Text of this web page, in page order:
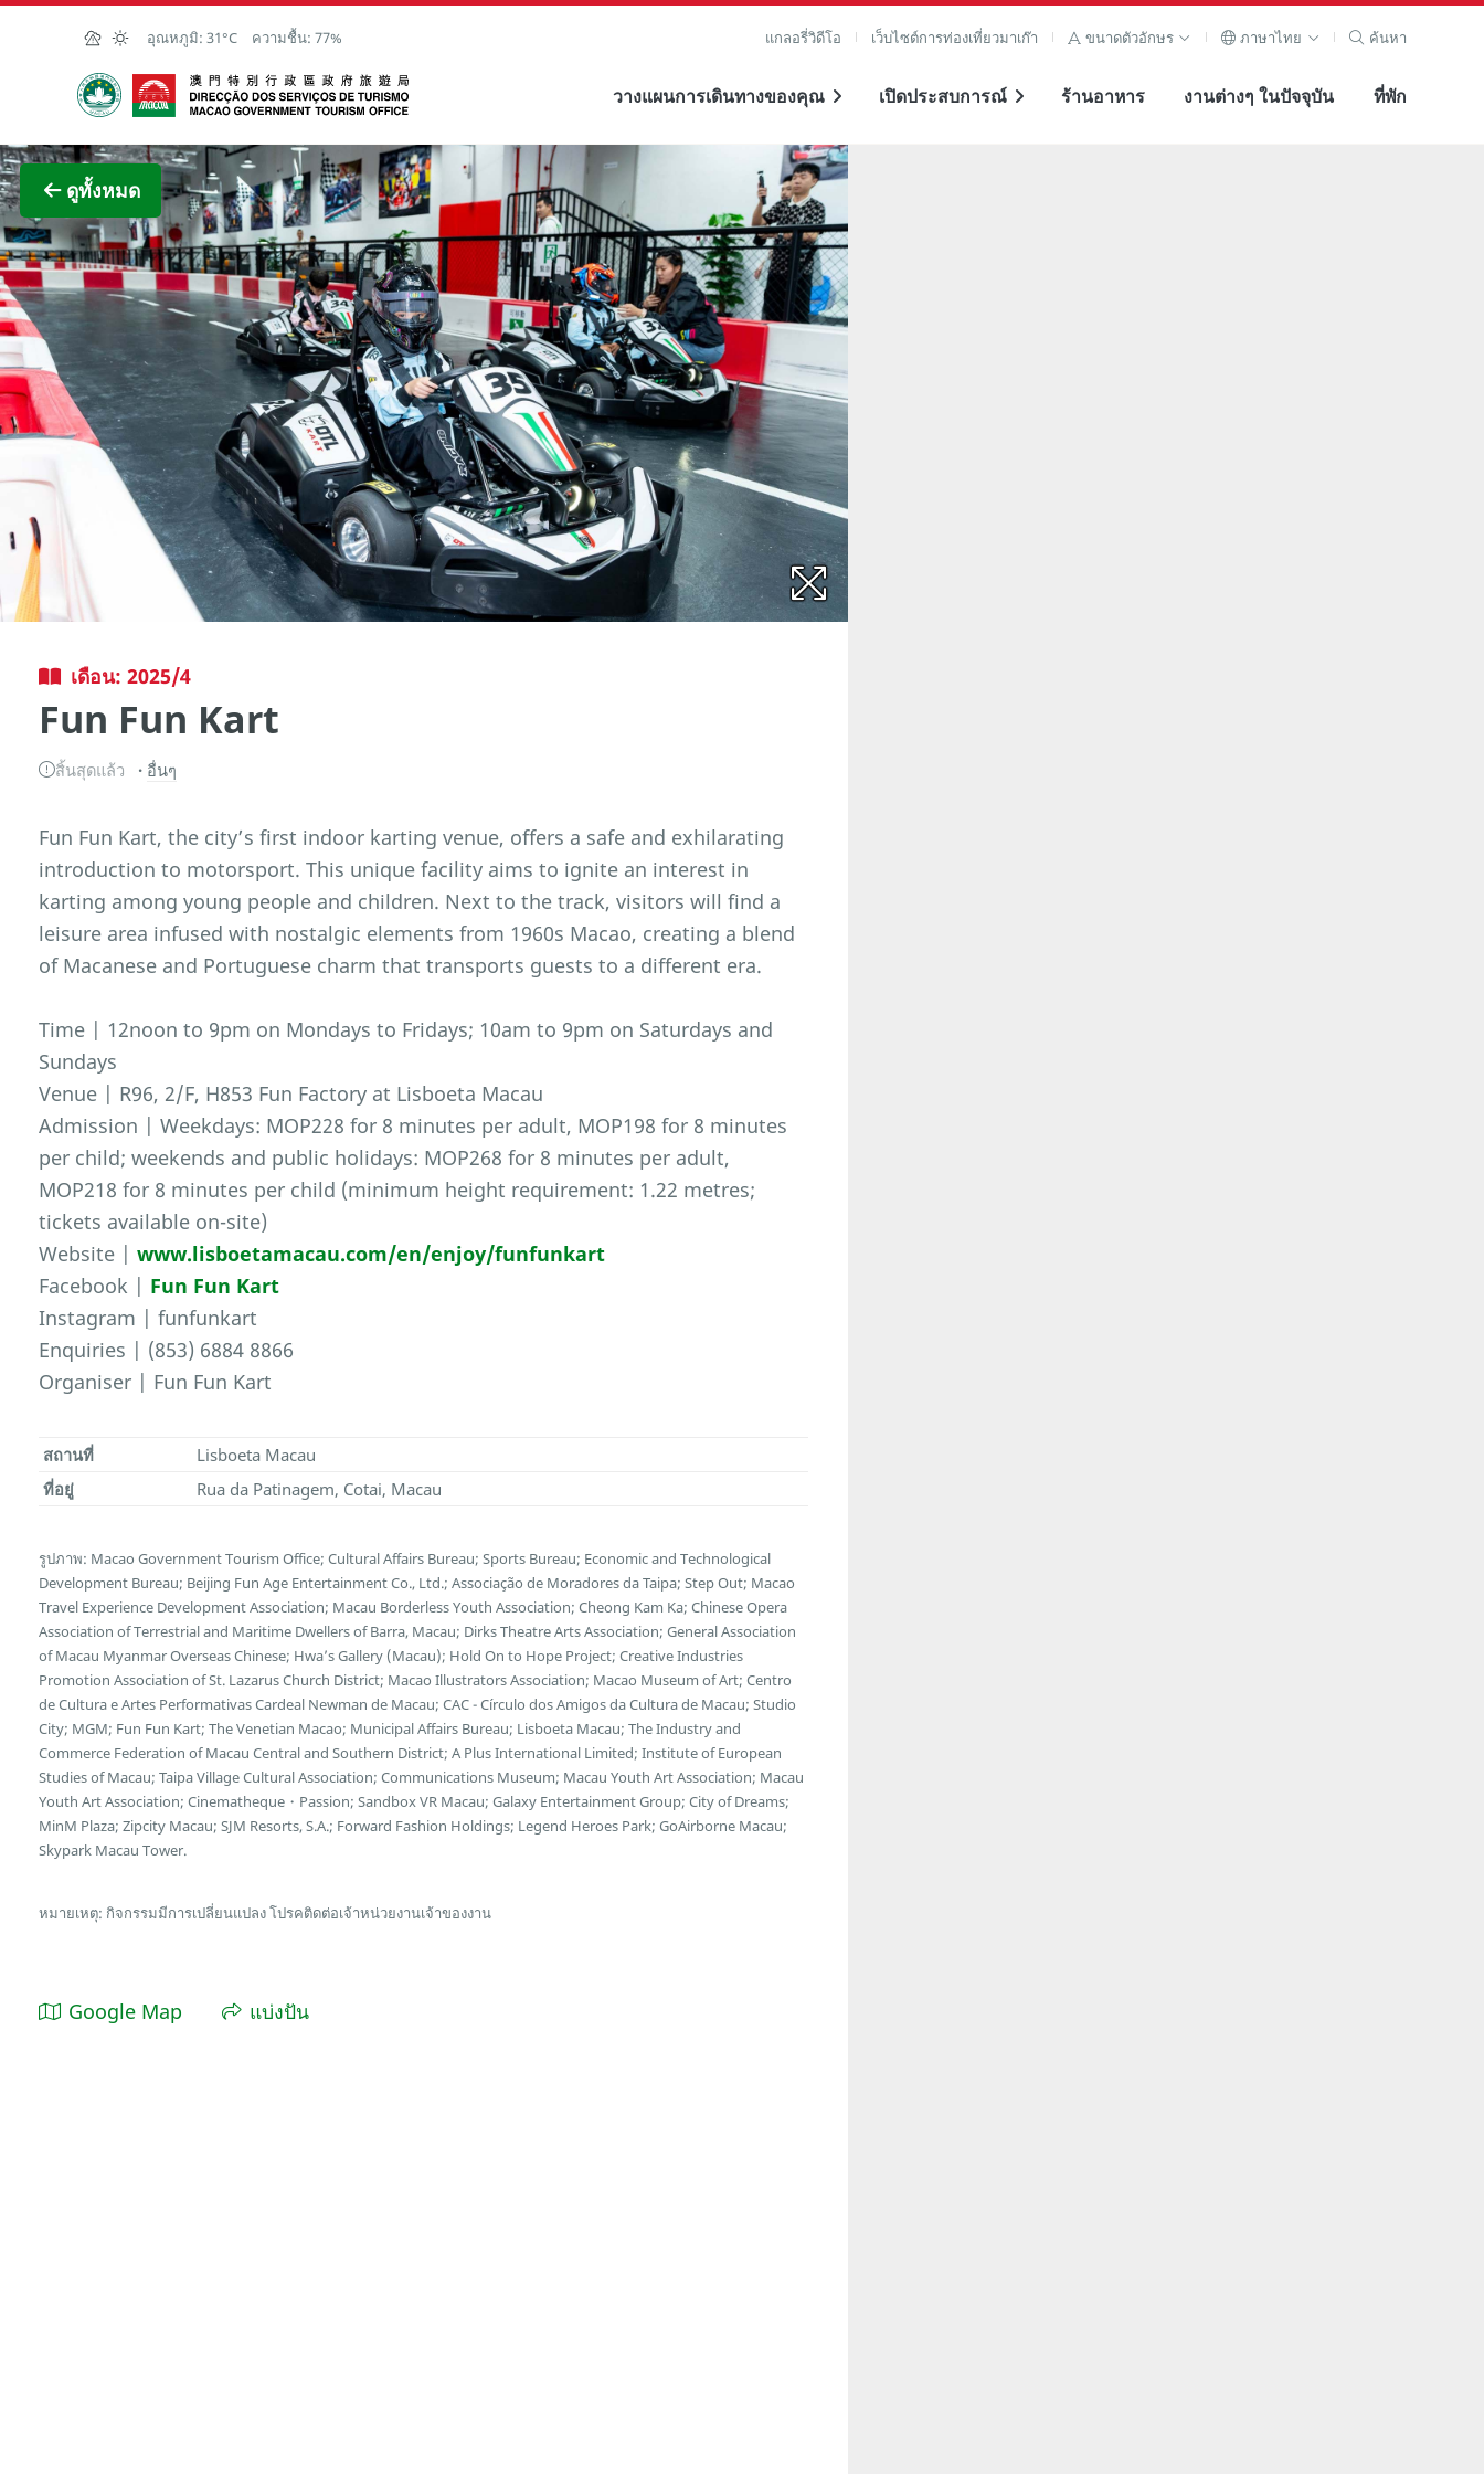
Skip to Main Content
อุณหภูมิ: 31°C ความชื้น: 77% แกลอรี่วิดีโอ เว็บไซต์การท่องเที่ยวมาเก๊า ขนาดตัวอักษร ภาษาไทย ค้นหา
สำนักงานการท่องเที่ยวของรัฐบาลมาเก๊า
วางแผนการเดินทางของคุณ เปิดประสบการณ์ ร้านอาหาร งานต่างๆ ในปัจจุบัน ที่พัก
ดูทั้งหมด
ภาพขยาย
เดือน: 2025/4
Fun Fun Kart
สิ้นสุดแล้ว อื่นๆ
Fun Fun Kart, the city’s first indoor karting venue, offers a safe and exhilarating
introduction to motorsport. This unique facility aims to ignite an interest in
karting among young people and children. Next to the track, visitors will find a
leisure area infused with nostalgic elements from 1960s Macao, creating a blend
of Macanese and Portuguese charm that transports guests to a different era.
Time | 12noon to 9pm on Mondays to Fridays; 10am to 9pm on Saturdays and
Sundays
Venue | R96, 2/F, H853 Fun Factory at Lisboeta Macau
Admission | Weekdays: MOP228 for 8 minutes per adult, MOP198 for 8 minutes
per child; weekends and public holidays: MOP268 for 8 minutes per adult,
MOP218 for 8 minutes per child (minimum height requirement: 1.22 metres;
tickets available on-site)
Website |www.lisboetamacau.com/en/enjoy/funfunkart
Facebook | Fun Fun Kart
Instagram | funfunkart
Enquiries | (853) 6884 8866
Organiser | Fun Fun Kart
สถานที่
Lisboeta Macau
ที่อยู่
Rua da Patinagem, Cotai, Macau
รูปภาพ: Macao Government Tourism Office; Cultural Affairs Bureau; Sports Bureau; Economic and Technological
Development Bureau; Beijing Fun Age Entertainment Co., Ltd.; Associação de Moradores da Taipa; Step Out; Macao
Travel Experience Development Association; Macau Borderless Youth Association; Cheong Kam Ka; Chinese Opera
Association of Terrestrial and Maritime Dwellers of Barra, Macau; Dirks Theatre Arts Association; General Association
of Macau Myanmar Overseas Chinese; Hwa’s Gallery (Macau); Hold On to Hope Project; Creative Industries
Promotion Association of St. Lazarus Church District; Macao Illustrators Association; Macao Museum of Art; Centro
de Cultura e Artes Performativas Cardeal Newman de Macau; CAC - Círculo dos Amigos da Cultura de Macau; Studio
City; MGM; Fun Fun Kart; The Venetian Macao; Municipal Affairs Bureau; Lisboeta Macau; The Industry and
Commerce Federation of Macau Central and Southern District; A Plus International Limited; Institute of European
Studies of Macau; Taipa Village Cultural Association; Communications Museum; Macau Youth Art Association; Macau
Youth Art Association; Cinematheque・Passion; Sandbox VR Macau; Galaxy Entertainment Group; City of Dreams;
MinM Plaza; Zipcity Macau; SJM Resorts, S.A.; Forward Fashion Holdings; Legend Heroes Park; GoAirborne Macau;
Skypark Macau Tower.
หมายเหตุ: กิจกรรมมีการเปลี่ยนแปลง โปรคติดต่อเจ้าหน่วยงานเจ้าของงาน
Google Map แบ่งปัน